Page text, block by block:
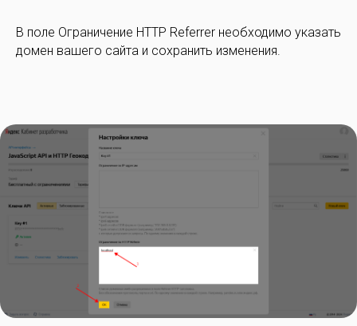
В поле Ограничение HTTP Referrer необходимо указать
домен вашего сайта и сохранить изменения.